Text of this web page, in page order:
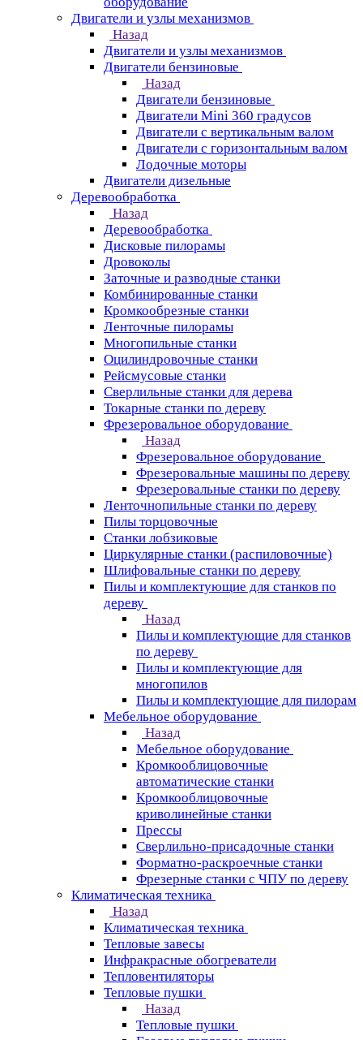
Двигатели и узлы механизмов
Назад
Двигатели и узлы механизмов
Двигатели бензиновые
Назад
Двигатели бензиновые
Двигатели Mini 360 градусов
Двигатели с вертикальным валом
Двигатели с горизонтальным валом
Лодочные моторы
Двигатели дизельные
Деревообработка
Назад
Деревообработка
Дисковые пилорамы
Дровоколы
Заточные и разводные станки
Комбинированные станки
Кромкообрезные станки
Ленточные пилорамы
Многопильные станки
Оцилиндровочные станки
Рейсмусовые станки
Сверлильные станки для дерева
Токарные станки по дереву
Фрезеровальное оборудование
Назад
Фрезеровальное оборудование
Фрезеровальные машины по дереву
Фрезеровальные станки по дереву
Ленточнопильные станки по дереву
Пилы торцовочные
Станки лобзиковые
Циркулярные станки (распиловочные)
Шлифовальные станки по дереву
Пилы и комплектующие для станков по
дереву
Назад
Пилы и комплектующие для станков
по дереву
Пилы и комплектующие для
многопилов
Пилы и комплектующие для пилорам
Мебельное оборудование
Назад
Мебельное оборудование
Кромкооблицовочные
автоматические станки
Кромкооблицовочные
криволинейные станки
Прессы
Сверлильно-присадочные станки
Форматно-раскроечные станки
Фрезерные станки с ЧПУ по дереву
Климатическая техника
Назад
Климатическая техника
Тепловые завесы
Инфракрасные обогреватели
Тепловентиляторы
Тепловые пушки
Назад
Тепловые пушки